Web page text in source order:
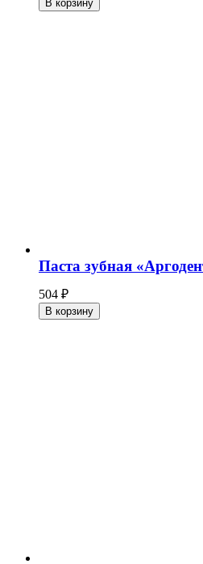
В корзину
Паста зубная
504 ₽
В корзину